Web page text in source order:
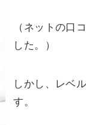
（ネットの口
した。）
しかし、レベ
す。